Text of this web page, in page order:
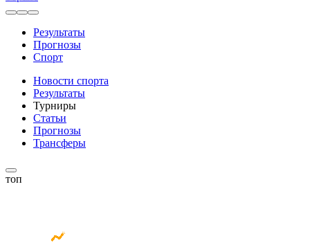
Результаты
Прогнозы
Спорт
Новости спорта
Результаты
Турниры
Статьи
Прогнозы
Трансферы
топ